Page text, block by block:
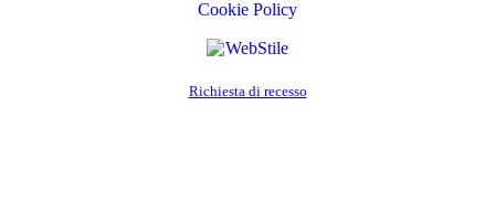
Cookie Policy
Richiesta di recesso